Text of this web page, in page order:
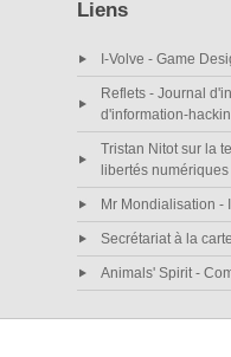
Liens
I-Volve - Game
Reflets - Journal
d'information-
Tristan Nitot sur la
libertés numériques
Mr Mondialisation -
Secrétariat à la
Animals' Spirit -